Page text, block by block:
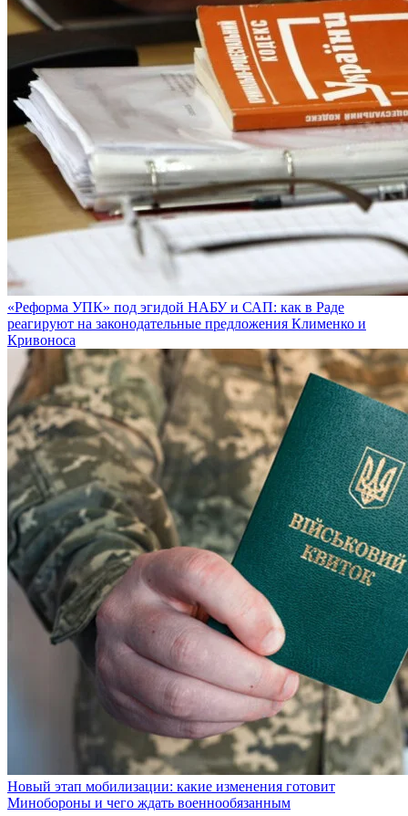
«Реформа УПК» под эгидой НАБУ и САП: как в Раде
реагируют на законодательные предложения Клименко и
Кривоноса
Новый этап мобилизации: какие изменения готовит
Минобороны и чего ждать военнообязанным